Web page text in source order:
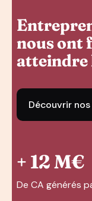
nous ont
atteindre
Découvrir
+ 12 M€
De CA générés